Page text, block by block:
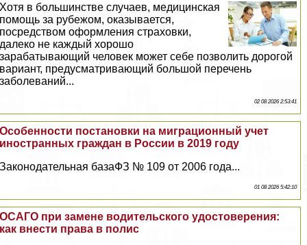
Хотя в большинстве случаев, медицинская
помощь за рубежом, оказывается,
посредством оформления страховки,
далеко не каждый хорошо
заpaбатывающий человек может себе позволить дорогой
вариант, предусматривающий большой перечень
заболеваний...
02 08 2026 2:53:41
Особенности постановки на миграционный учет
иностранных граждан в России в 2019 году
Законодательная базаФЗ № 109 от 2006 года...
01 08 2026 5:42:10
ОСАГО при замене водительского удостоверения:
как внести права в полис